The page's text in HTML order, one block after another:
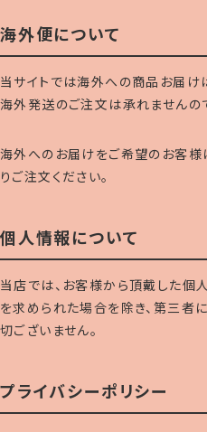
海外便について
当サイトでは海外への商品お届け
海外発送のご注文は承れませんの
海外へのお届けをご希望のお客様
りご注文ください。
個人情報について
当店では、お客様から頂戴した個
を求められた場合を除き、第三者
切ございません。
プライバシーポリシー